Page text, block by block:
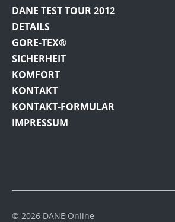
DANE TEST TOUR 2012
DETAILS
GORE-TEX®
SICHERHEIT
KOMFORT
KONTAKT
KONTAKT-FORMULAR
IMPRESSUM
© 2026 DANE Online